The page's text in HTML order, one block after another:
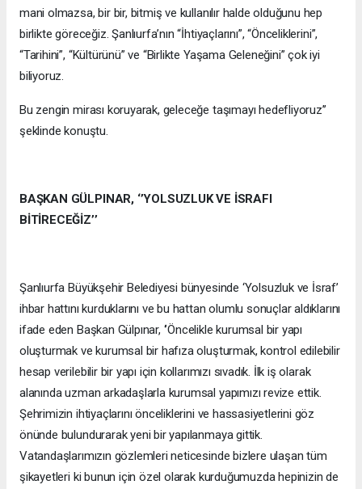
mani olmazsa, bir bir, bitmiş ve kullanılır halde olduğunu hep
birlikte göreceğiz. Şanlıurfa’nın “İhtiyaçlarını”, “Önceliklerini”,
“Tarihini”, “Kültürünü” ve “Birlikte Yaşama Geleneğini” çok iyi
biliyoruz.
Bu zengin mirası koruyarak, geleceğe taşımayı hedefliyoruz’’
şeklinde konuştu.
BAŞKAN GÜLPINAR, ‘’YOLSUZLUK VE İSRAFI
BİTİRECEĞİZ’’
Şanlıurfa Büyükşehir Belediyesi bünyesinde ‘Yolsuzluk ve İsraf’
ihbar hattını kurduklarını ve bu hattan olumlu sonuçlar aldıklarını
ifade eden Başkan Gülpınar, ‘’Öncelikle kurumsal bir yapı
oluşturmak ve kurumsal bir hafıza oluşturmak, kontrol edilebilir
hesap verilebilir bir yapı için kollarımızı sıvadık. İlk iş olarak
alanında uzman arkadaşlarla kurumsal yapımızı revize ettik.
Şehrimizin ihtiyaçlarını önceliklerini ve hassasiyetlerini göz
önünde bulundurarak yeni bir yapılanmaya gittik.
Vatandaşlarımızın gözlemleri neticesinde bizlere ulaşan tüm
şikayetleri ki bunun için özel olarak kurduğumuzda hepinizin de